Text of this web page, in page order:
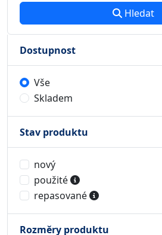
Hledat
Dostupnost
Vše
Skladem
Stav produktu
nový
použité
repasované
Rozměry produktu